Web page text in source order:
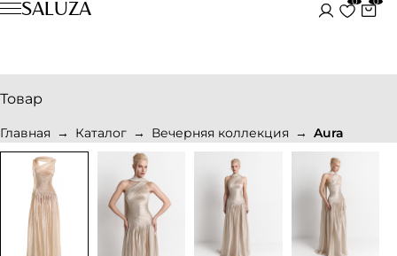
SALUZA
Товар
Главная Каталог Вечерняя коллекция Aura